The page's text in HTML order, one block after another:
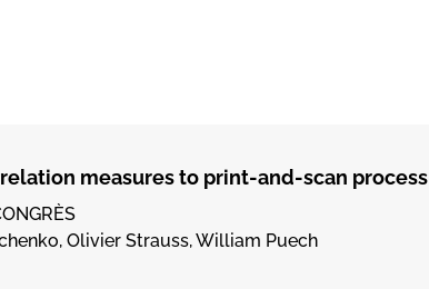
measures to print-and-scan process
Olivier Strauss, William Puech